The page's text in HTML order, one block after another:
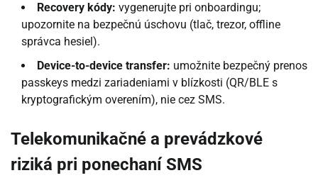
Recovery kódy: vygenerujte pri onboardingu;
upozornite na bezpečnú úschovu (tlač, trezor, offline
správca hesiel).
Device-to-device transfer: umožnite bezpečný prenos
passkeys medzi zariadeniami v blízkosti (QR/BLE s
kryptografickým overením), nie cez SMS.
Telekomunikačné a prevádzkové
riziká pri ponechaní SMS